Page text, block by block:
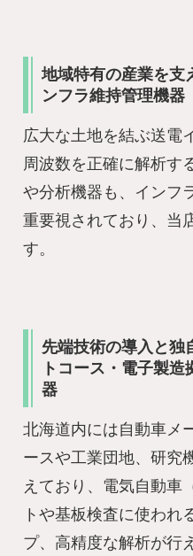
地域特有の産業を支
ンフラ維持管理機器
広大な土地を結ぶ送電
周波数を正確に解析す
や分析機器も、インフ
重要視されており、当
す。
先端技術の導入と独
トコース・電子製
器
北海道内には自動車メ
ースや工業団地、研究
えており、電気自動車
トや基板検査に使われ
プ、高精度な解析が行